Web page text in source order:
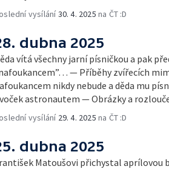
vysílání30. 4. 2025 na ČT :D
dubna 2025
vítá všechny jarní písničkou a pak
— Příběhy zvířecích
nikdy nebude a děda mu
astronautem — Obrázky a
vysílání 29. 4. 2025 na ČT :D
dubna 2025
Matoušovi přichystal